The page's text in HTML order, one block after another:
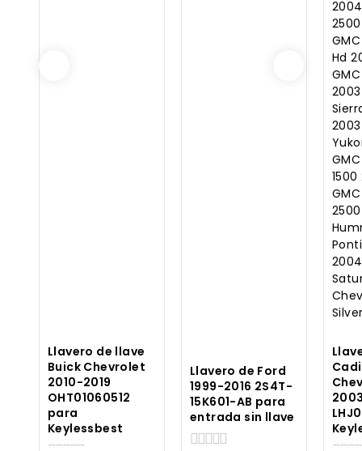
Llavero de llave
Buick Chevrolet
2010-2019
OHT01060512
para
Keylessbest
Llavero de Ford
1999-2016 2S4T-
15K601-AB para
entrada sin llave